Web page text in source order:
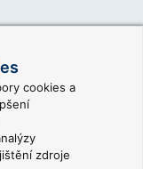
cookies a
zdroje